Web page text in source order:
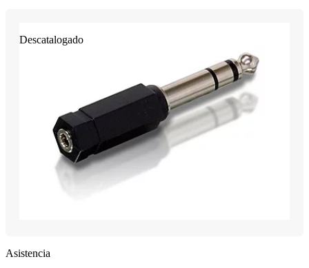
Descatalogado
Asistencia